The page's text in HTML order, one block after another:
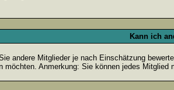
Kann ich
andere Mitglieder je nach Einschätzung
Anmerkung: Sie können jedes Mitglied